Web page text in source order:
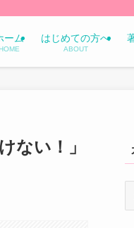
ーム はじめての方へ
ABOUT
ない！」